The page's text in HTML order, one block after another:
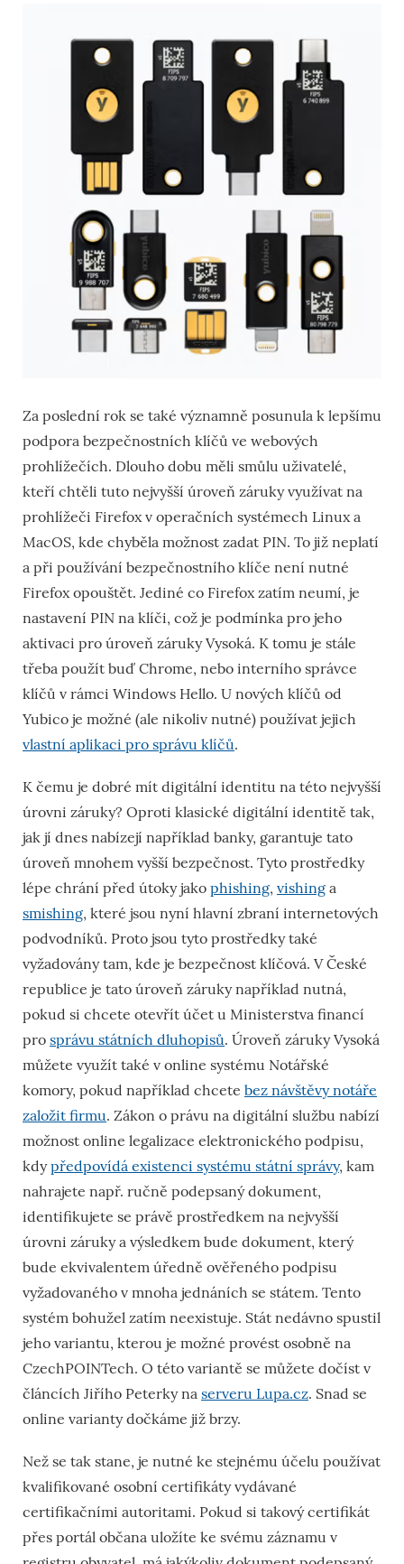
Za poslední rok se také významně posunula k lepšímu
podpora bezpečnostních klíčů ve webových
prohlížečích. Dlouho dobu měli smůlu uživatelé,
kteří chtěli tuto nejvyšší úroveň záruky využívat na
prohlížeči Firefox v operačních systémech Linux a
MacOS, kde chyběla možnost zadat PIN. To již neplatí
a při používání bezpečnostního klíče není nutné
Firefox opouštět. Jediné co Firefox zatím neumí, je
nastavení PIN na klíči, což je podmínka pro jeho
aktivaci pro úroveň záruky Vysoká. K tomu je stále
třeba použít buď Chrome, nebo interního správce
klíčů v rámci Windows Hello. U nových klíčů od
Yubico je možné (ale nikoliv nutné) používat jejich
vlastní aplikaci pro správu klíčů.
K čemu je dobré mít digitální identitu na této nejvyšší
úrovni záruky? Oproti klasické digitální identitě tak,
jak jí dnes nabízejí například banky, garantuje tato
úroveň mnohem vyšší bezpečnost. Tyto prostředky
lépe chrání před útoky jako phishing, vishing a
smishing, které jsou nyní hlavní zbraní internetových
podvodníků. Proto jsou tyto prostředky také
vyžadovány tam, kde je bezpečnost klíčová. V České
republice je tato úroveň záruky například nutná,
pokud si chcete otevřít účet u Ministerstva financí
pro správu státních dluhopisů. Úroveň záruky Vysoká
můžete využít také v online systému Notářské
komory, pokud například chcete bez návštěvy notáře
založit firmu. Zákon o právu na digitální službu nabízí
možnost online legalizace elektronického podpisu,
kdypředpovídá existenci systému státní správy, kam
nahrajete např. ručně podepsaný dokument,
identifikujete se právě prostředkem na nejvyšší
úrovni záruky a výsledkem bude dokument, který
bude ekvivalentem úředně ověřeného podpisu
vyžadovaného v mnoha jednáních se státem. Tento
systém bohužel zatím neexistuje. Stát nedávno spustil
jeho variantu, kterou je možné provést osobně na
CzechPOINTech. O této variantě se můžete dočíst v
článcích Jiřího Peterky na serveru Lupa.cz. Snad se
online varianty dočkáme již brzy.
Než se tak stane, je nutné ke stejnému účelu používat
kvalifikované osobní certifikáty vydávané
certifikačními autoritami. Pokud si takový certifikát
přes portál občana uložíte ke svému záznamu v